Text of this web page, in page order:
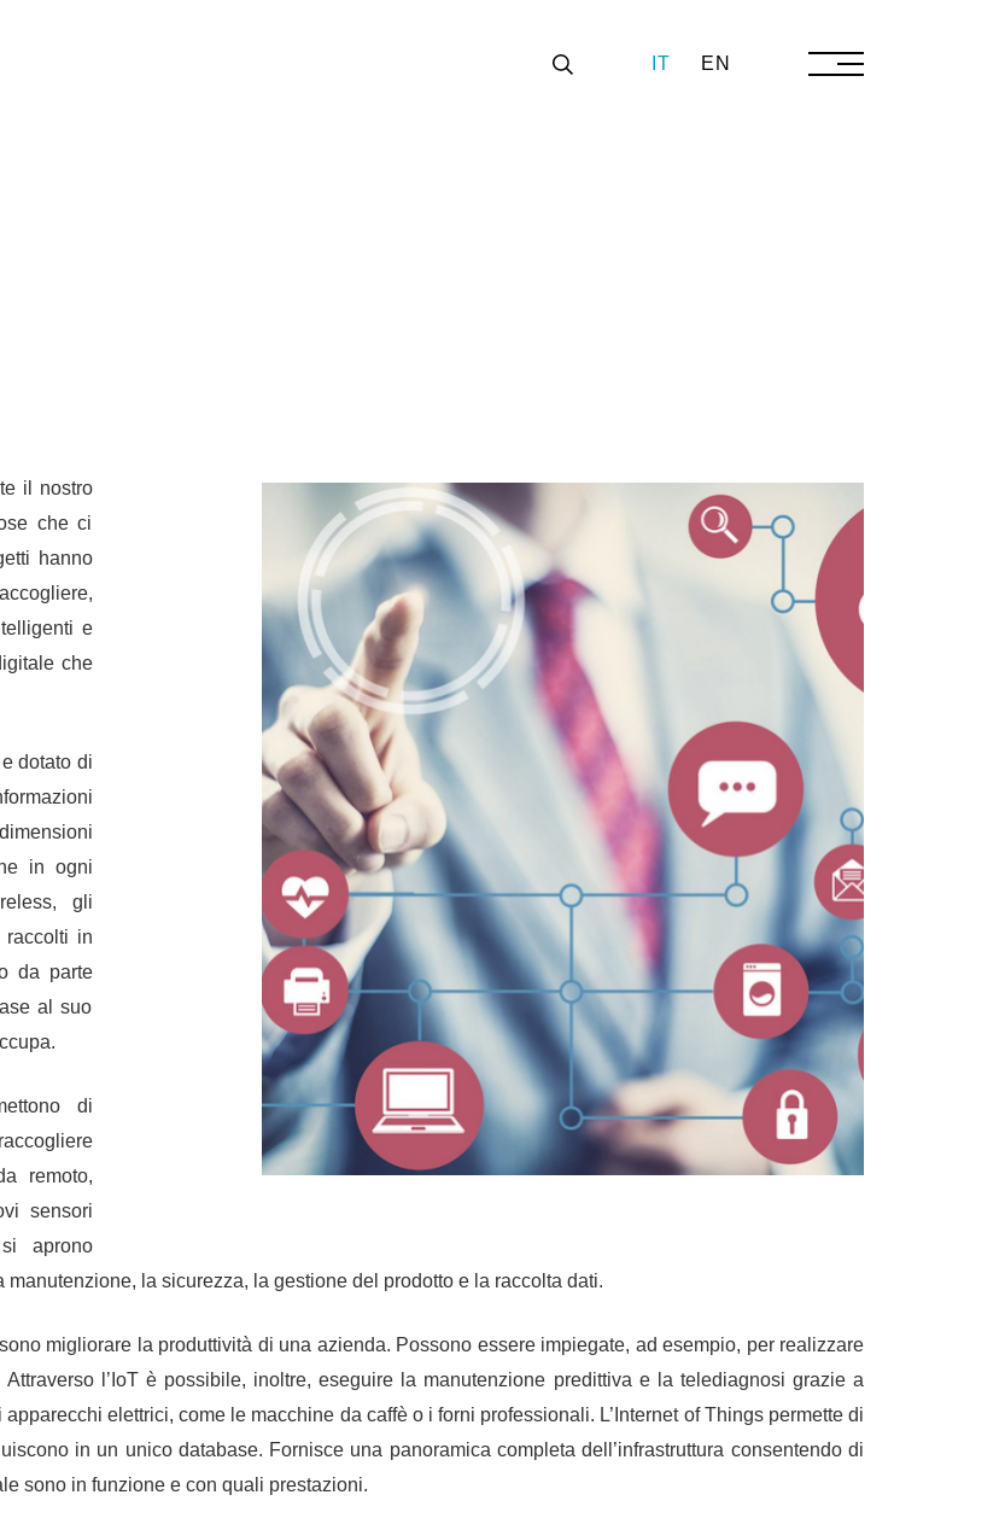
IT EN
il nostro
che ci
hanno
e
che
dotato di
in ogni
gli
in
da parte
al suo
di
remoto,
sensori
aprono
la sicurezza, la gestione del prodotto e la raccolta dati.
migliorare la produttività di una azienda. Possono essere impiegate, ad esempio, per realizzare
l’IoT è possibile, inoltre, eseguire la manutenzione predittiva e la telediagnosi grazie a
elettrici, come le macchine da caffè o i forni professionali. L’Internet of Things permette di
in un unico database. Fornisce una panoramica completa dell’infrastruttura consentendo di
sono in funzione e con quali prestazioni.